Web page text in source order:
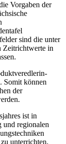
Vorgaben der
sind die unter
Zeitrichtwerte in
Somit können
der
ist in
und regionalen
unterrichten.